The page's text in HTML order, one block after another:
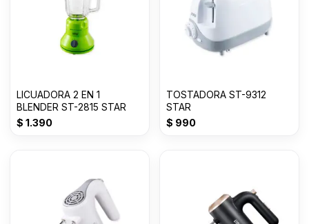
LICUADORA 2 EN 1
BLENDER ST-2815 STAR
$ 1.390
TOSTADORA ST-9312
STAR
$ 990